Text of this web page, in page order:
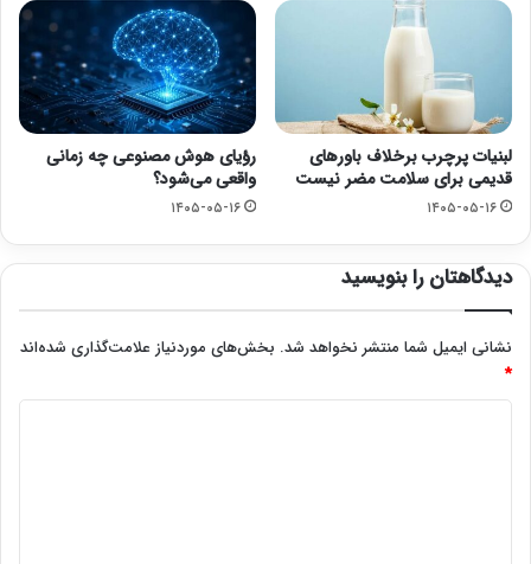
لبنیات پرچرب برخلاف باورهای
قدیمی برای سلامت مضر نیست
۱۴۰۵-۰۵-۱۶
رؤیای هوش مصنوعی چه زمانی
واقعی می‌شود؟
۱۴۰۵-۰۵-۱۶
دیدگاهتان را بنویسید
نشانی ایمیل شما منتشر نخواهد شد. بخش‌های موردنیاز علامت‌گذاری شده‌اند
*